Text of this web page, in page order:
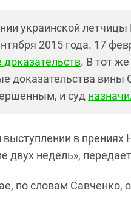
украинской
2015 года. 17
доказательств. В тот
доказательства вины
и суд
в
двух недель»,
по словам Савченко,